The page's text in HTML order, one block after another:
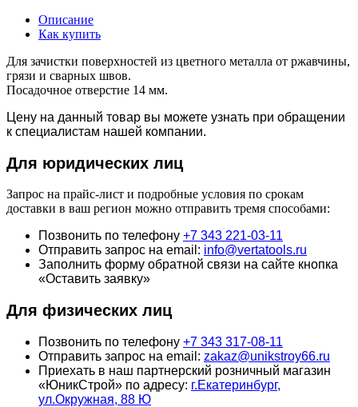
Описание
Как купить
Для зачистки поверхностей из цветного металла от ржавчины,
грязи и сварных швов.
Посадочное отверстие 14 мм.
Цену на данный товар вы можете узнать при обращении
к специалистам нашей компании.
Для юридических лиц
Запрос на прайс-лист и подробные условия по срокам
доставки в ваш регион можно отправить тремя способами:
Позвонить по телефону +7 343 221-03-11
Отправить запрос на email: info@vertatools.ru
Заполнить форму обратной связи на сайте кнопка
«Оставить заявку»
Для физических лиц
Позвонить по телефону +7 343 317-08-11
Отправить запрос на email: zakaz@unikstroy66.ru
Приехать в наш партнерский розничный магазин
«ЮникСтрой» по адресу: г.Екатеринбург,
ул.Окружная, 88 Ю